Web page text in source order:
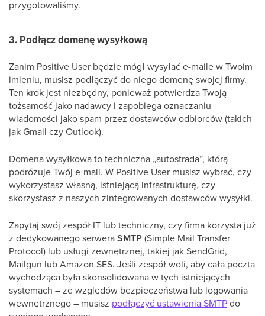
przygotowaliśmy.
3. Podłącz domenę wysyłkową
Zanim Positive User będzie mógł wysyłać e-maile w Twoim
imieniu, musisz podłączyć do niego domenę swojej firmy.
Ten krok jest niezbędny, ponieważ potwierdza Twoją
tożsamość jako nadawcy i zapobiega oznaczaniu
wiadomości jako spam przez dostawców odbiorców (takich
jak Gmail czy Outlook).
Domena wysyłkowa to techniczna „autostrada”, którą
podróżuje Twój e-mail. W Positive User musisz wybrać, czy
wykorzystasz własną, istniejącą infrastrukturę, czy
skorzystasz z naszych zintegrowanych dostawców wysyłki.
Zapytaj swój zespół IT lub techniczny, czy firma korzysta już
z dedykowanego serweraSMTP(Simple Mail Transfer
Protocol) lub usługi zewnętrznej, takiej jak SendGrid,
Mailgun lub Amazon SES. Jeśli zespół woli, aby cała poczta
wychodząca była skonsolidowana w tych istniejących
systemach – ze względów bezpieczeństwa lub logowania
wewnętrznego – musisz podłączyć ustawienia SMTPdo